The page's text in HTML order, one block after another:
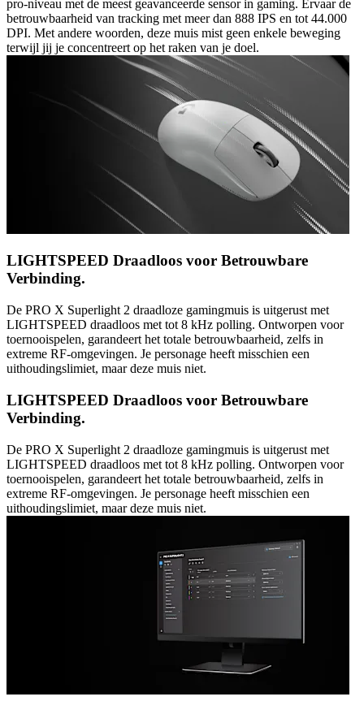
pro-niveau met de meest geavanceerde sensor in gaming. Ervaar de
betrouwbaarheid van tracking met meer dan 888 IPS en tot 44.000
DPI. Met andere woorden, deze muis mist geen enkele beweging
terwijl jij je concentreert op het raken van je doel.
LIGHTSPEED Draadloos voor Betrouwbare
Verbinding.
De PRO X Superlight 2 draadloze gamingmuis is uitgerust met
LIGHTSPEED draadloos met tot 8 kHz polling. Ontworpen voor
toernooispelen, garandeert het totale betrouwbaarheid, zelfs in
extreme RF-omgevingen. Je personage heeft misschien een
uithoudingslimiet, maar deze muis niet.
LIGHTSPEED Draadloos voor Betrouwbare
Verbinding.
De PRO X Superlight 2 draadloze gamingmuis is uitgerust met
LIGHTSPEED draadloos met tot 8 kHz polling. Ontworpen voor
toernooispelen, garandeert het totale betrouwbaarheid, zelfs in
extreme RF-omgevingen. Je personage heeft misschien een
uithoudingslimiet, maar deze muis niet.